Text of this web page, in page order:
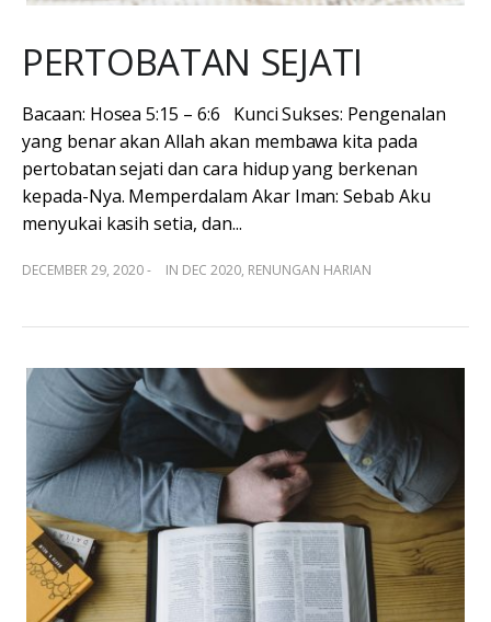
PERTOBATAN SEJATI
Bacaan: Hosea 5:15 – 6:6 Kunci Sukses: Pengenalan
yang benar akan Allah akan membawa kita pada
pertobatan sejati dan cara hidup yang berkenan
kepada-Nya. Memperdalam Akar Iman: Sebab Aku
menyukai kasih setia, dan...
DECEMBER 29, 2020 - IN DEC 2020, RENUNGAN HARIAN